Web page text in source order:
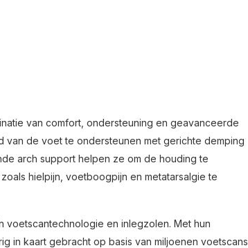
van comfort, ondersteuning en geavanceerde
van de voet te ondersteunen met gerichte demping
arch support helpen ze om de houding te
hielpijn, voetboogpijn en metatarsalgie te
en inlegzolen. Met hun
in kaart gebracht op basis van miljoenen voetscans